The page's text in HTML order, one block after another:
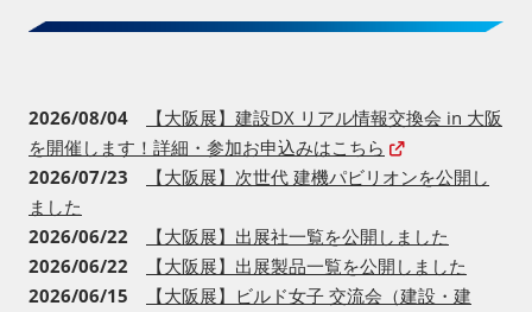
2026/08/04
【大阪展】建設DX リアル情報交換会 in 大阪
を開催します！詳細・参加お申込みはこちら
2026/07/23
【大阪展】次世代 建機パビリオンを公開し
ました
2026/06/22
【大阪展】出展社一覧を公開しました
2026/06/22
【大阪展】出展製品一覧を公開しました
2026/06/15
【大阪展】ビルド女子 交流会（建設・建